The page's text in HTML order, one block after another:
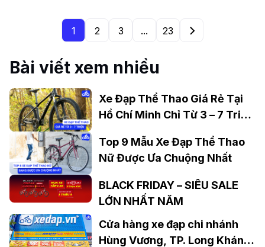
1 2 3 ... 23
Bài viết xem nhiều
Xe Đạp Thể Thao Giá Rẻ Tại
Hồ Chí Minh Chỉ Từ 3 – 7 Triệu
Top 9 Mẫu Xe Đạp Thể Thao
Nữ Được Ưa Chuộng Nhất
BLACK FRIDAY – SIÊU SALE
LỚN NHẤT NĂM
Cửa hàng xe đạp chi nhánh
Hùng Vương, TP. Long Khánh,